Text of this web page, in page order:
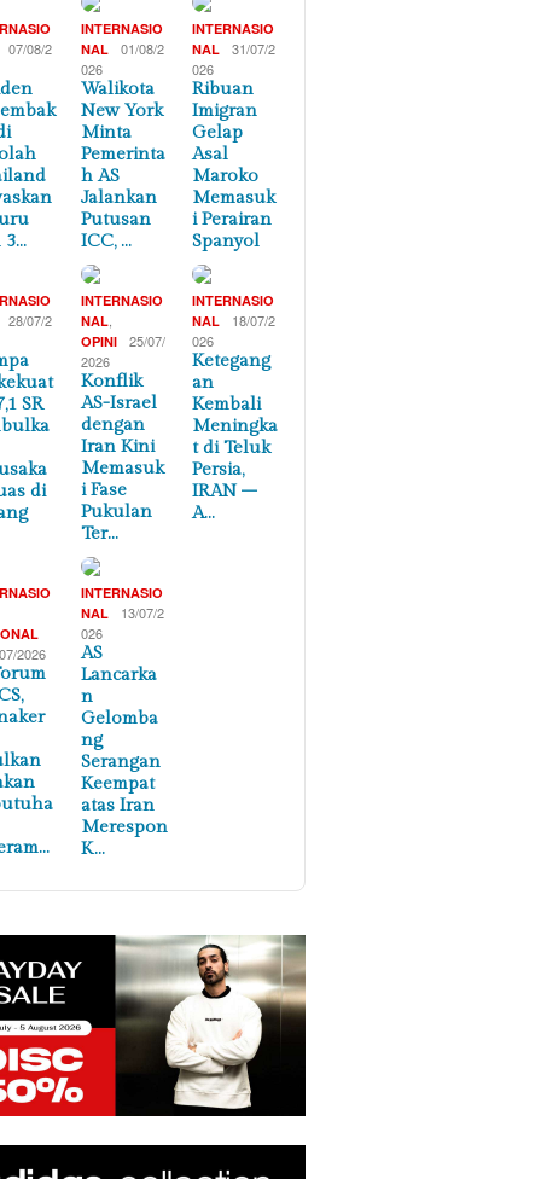
07/08/2
3…
INTERNASIO
NAL
01/08/2
026
Walikota
New York
Minta
Pemerinta
h AS
Jalankan
Putusan
ICC, …
INTERNASIO
NAL
31/07/2
026
Ribuan
Imigran
Gelap
Asal
Maroko
Memasuk
i Perairan
Spanyol
28/07/2
SR
di
INTERNASIO
NAL,
OPINI
25/07/
2026
Konflik
AS-Israel
dengan
Iran Kini
Memasuk
i Fase
Pukulan
Ter…
INTERNASIO
NAL
18/07/2
026
Ketegang
an
Kembali
Meningka
t di Teluk
Persia,
IRAN –
A…
2026
INTERNASIO
NAL
13/07/2
026
AS
Lancarka
n
Gelomba
ng
Serangan
Keempat
atas Iran
Merespon
K…